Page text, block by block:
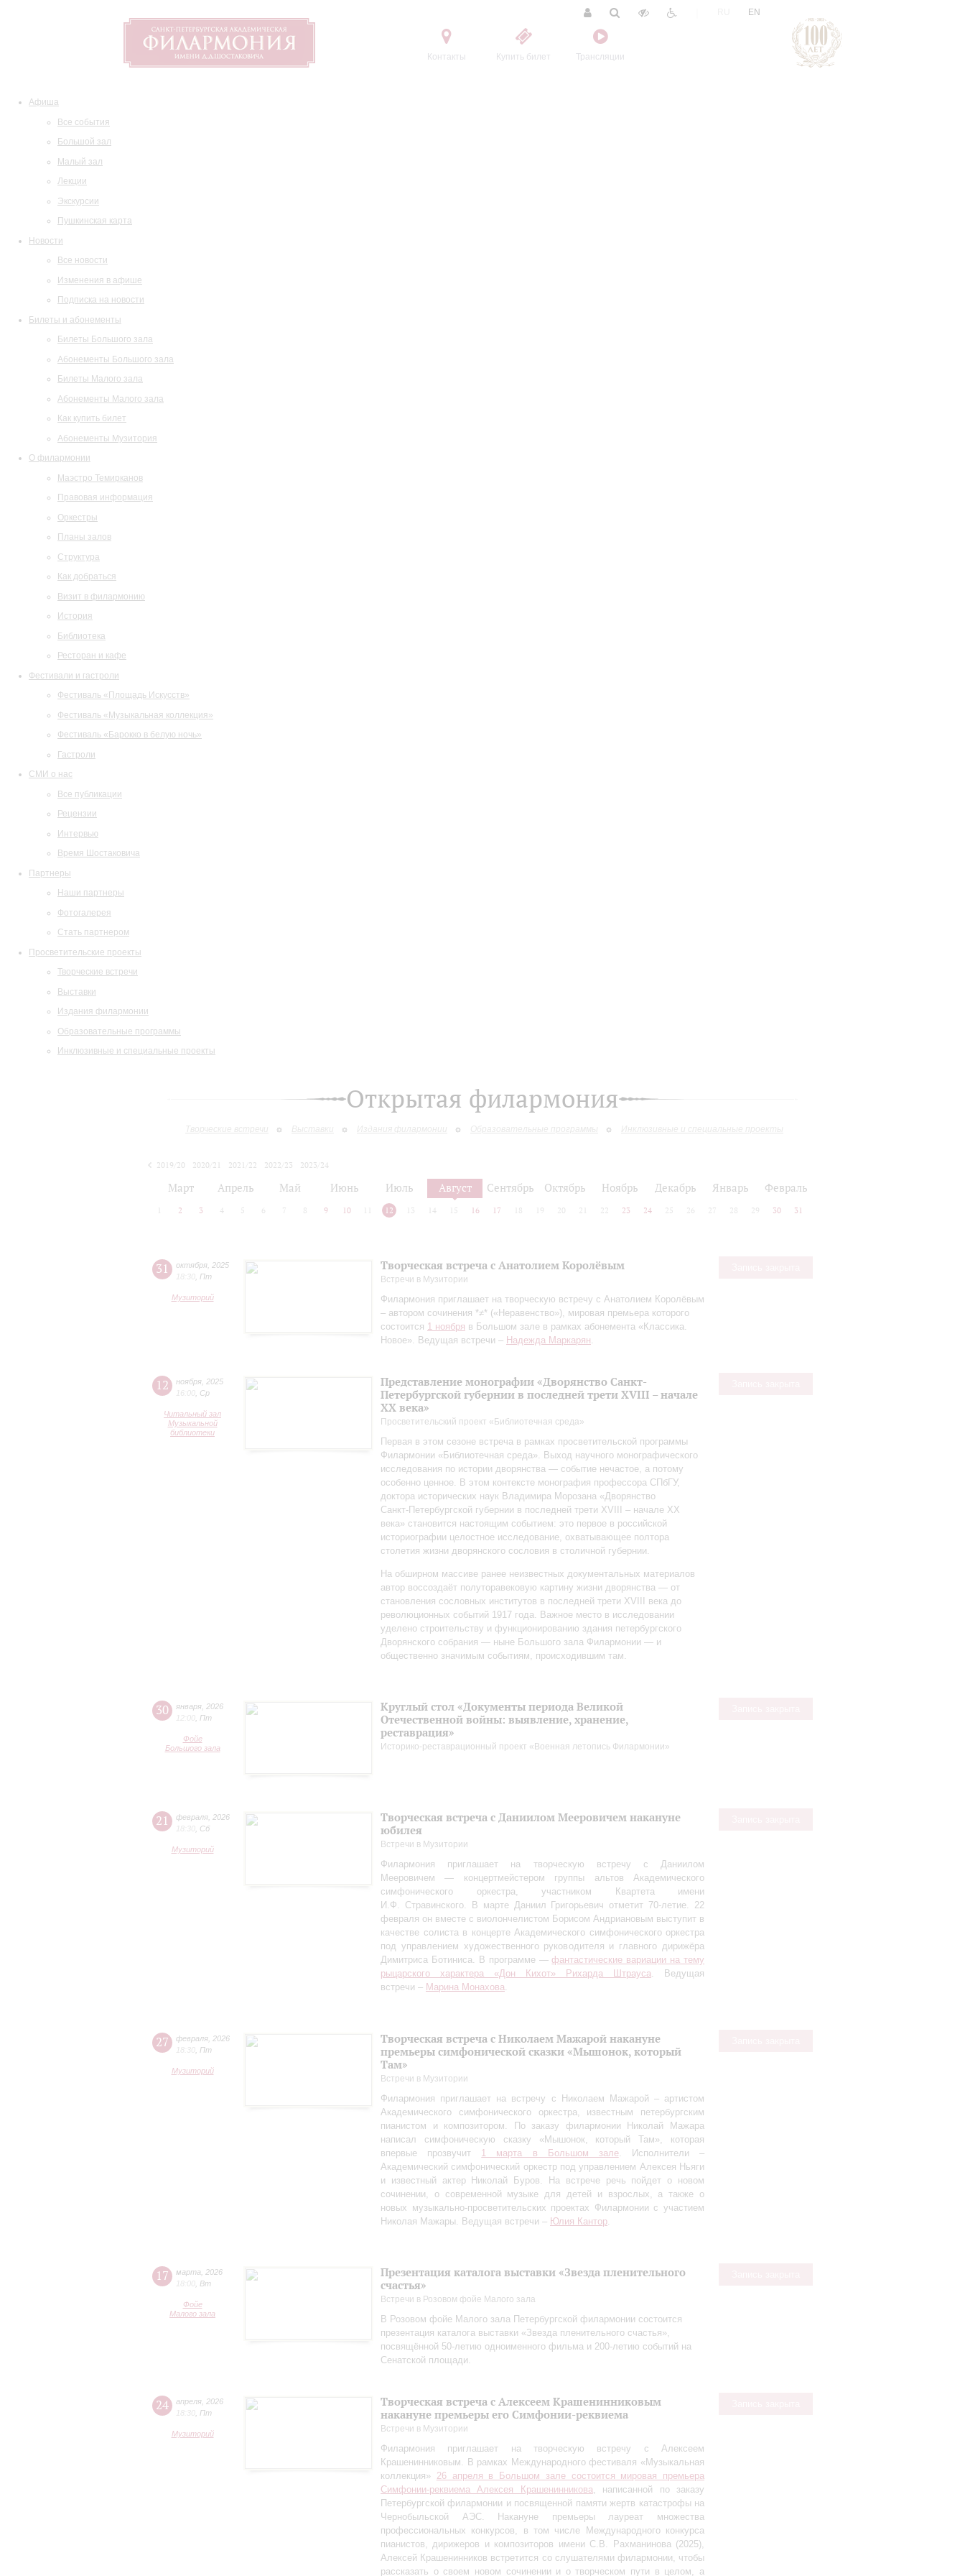
Контакты Купить билет Трансляции
EN
Афиша
Все события
Большой зал
Малый зал
Лекции
Экскурсии
Пушкинская карта
Новости
Все новости
Изменения в афише
Подписка на новости
Билеты и абонементы
Билеты Большого зала
Абонементы Большого зала
Билеты Малого зала
Абонементы Малого зала
Как купить билет
Абонементы Музитория
О филармонии
Маэстро Темирканов
Правовая информация
Оркестры
Планы залов
Структура
Как добраться
Визит в филармонию
История
Библиотека
Ресторан и кафе
Фестивали и гастроли
Фестиваль «Площадь Искусств»
Фестиваль «Музыкальная коллекция»
Фестиваль «Барокко в белую ночь»
Гастроли
СМИ о нас
Все публикации
Рецензии
Интервью
Время Шостаковича
Партнеры
Наши партнеры
Фотогалерея
Стать партнером
Просветительские проекты
Творческие встречи
Выставки
Издания филармонии
Образовательные программы
Инклюзивные и специальные проекты
Открытая филармония
Творческие встречи Выставки Издания филармонии Образовательные программы Инклюзивные и специальные проекты
2019/20 2020/21 2021/22 2022/23
2023/24
Март Апрель Май Июнь Июль Август Сентябрь Октябрь Ноябрь Декабрь Январь Февраль
2 3 4 5 6 7 8 9 10 12 13 14 15 16 17 18 19 20 21 22 23 24 25 26 27 28 29 30 31
31 октября 2025
18:30 Пт
Музиторий
Творческая встреча с Анатолием Королёвым
Встречи в Музитории
Филармония приглашает на творческую встречу с Анатолием Королёвым
– автором сочинения *≠* («Неравенство»), мировая премьера которого
состоится 1 ноября в Большом зале в рамках абонемента «Классика.
Новое». Ведущая встречи – Надежда Маркарян.
12 ноября 2025
16:00 Ср
Читальный зал
Музыкальной
библиотеки
Представление монографии «Дворянство Санкт-
Петербургской губернии в последней трети XVIII – начале
ХХ века»
Просветительский проект «Библиотечная среда»
Первая в этом сезоне встреча в рамках просветительской программы
Филармонии «Библиотечная среда». Выход научного монографического
исследования по истории дворянства — событие нечастое, а потому
особенно ценное. В этом контексте монография профессора СПбГУ,
доктора исторических наук Владимира Морозана «Дворянство
Санкт‑Петербургской губернии в последней трети XVIII – начале ХХ
века» становится настоящим событием: это первое в российской
историографии целостное исследование, охватывающее полтора
столетия жизни дворянского сословия в столичной губернии.
На обширном массиве ранее неизвестных документальных материалов
автор воссоздаёт полуторавековую картину жизни дворянства — от
становления сословных институтов в последней трети XVIII века до
революционных событий 1917 года. Важное место в исследовании
уделено строительству и функционированию здания петербургского
Дворянского собрания — ныне Большого зала Филармонии — и
общественно значимым событиям, происходившим там.
30 января 2026
Пт
Фойе
Большого зала
Круглый стол «Документы периода Великой
Отечественной войны: выявление, хранение,
реставрация»
Историко-реставрационный проект «Военная летопись Филармонии»
21 февраля 2026
18:30
Сб
Музиторий
Творческая встреча с Даниилом Мееровичем накануне
юбилея
Встречи в Музитории
Филармония приглашает на творческую встречу с Даниилом
Мееровичем — концертмейстером группы альтов Академического
симфонического оркестра, участником Квартета имени
И.Ф. Стравинского. В марте Даниил Григорьевич отметит 70‑летие. 22
февраля он вместе с виолончелистом Борисом Андриановым выступит в
качестве солиста в концерте Академического симфонического оркестра
под управлением художественного руководителя и главного дирижёра
Димитриса Ботиниса. В программе — фантастические вариации на тему
рыцарского характера «Дон Кихот» Рихарда Штрауса. Ведущая
встречи – Марина Монахова.
27 февраля 2026
18:30 Пт
Музиторий
Творческая встреча с Николаем Мажарой накануне
премьеры симфонической сказки «Мышонок, который
Там»
Встречи в Музитории
Филармония приглашает на встречу с Николаем Мажарой – артистом
Академического симфонического оркестра, известным петербургским
пианистом и композитором. По заказу филармонии Николай Мажара
написал симфоническую сказку «Мышонок, который Там», которая
впервые прозвучит 1 марта в Большом зале. Исполнители –
Академический симфонический оркестр под управлением Алексея Ньяги
и известный актер Николай Буров. На встрече речь пойдет о новом
сочинении, о современной музыке для детей и взрослых, а также о
новых музыкально-просветительских проектах Филармонии с участием
Николая Мажары. Ведущая встречи – Юлия Кантор
17 марта
2026
18:00 Вт
Фойе
Малого зала
Презентация каталога выставки «Звезда пленительного
счастья»
Встречи в Розовом фойе Малого зала
В Розовом фойе Малого зала Петербургской филармонии состоится
презентация каталога выставки «Звезда пленительного счастья»,
посвящённой 50-летию одноименного фильма и 200-летию событий на
Сенатской площади.
24 апреля 2026
18:30 Пт
Музиторий
Творческая встреча с Алексеем Крашенинниковым
накануне премьеры его Симфонии-реквиема
Встречи в Музитории
Филармония приглашает на творческую встречу с Алексеем
Крашенинниковым. В рамках Международного фестиваля «Музыкальная
коллекция» 26 апреля в Большом зале состоится мировая премьера
Симфонии-реквиема Алексея Крашенинникова , написанной по заказу
Петербургской филармонии и посвященной памяти жертв катастрофы на
Чернобыльской АЭС. Накануне премьеры лауреат множества
профессиональных конкурсов, в том числе Международного конкурса
пианистов, дирижеров и композиторов имени С.В. Рахманинова (2025),
Алексей Крашенинников встретится со слушателями филармонии, чтобы
рассказать о своем новом сочинении и о творческом пути в целом, а